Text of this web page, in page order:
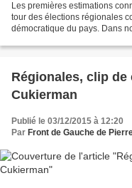
Les premières estimations
tour des élections régionales
démocratique du pays. Dans
Régionales, clip de
Cukierman
Publié le 03/12/2015 à 12:20
Par Front de Gauche de